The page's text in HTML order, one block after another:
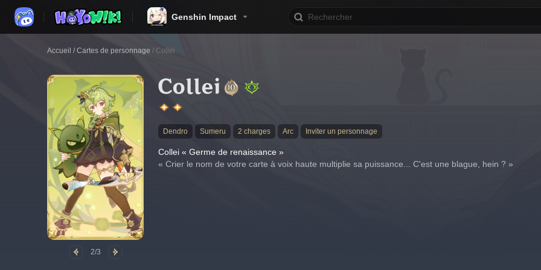
Genshin Impact
Accueil / Cartes de personnage / Collei
2/3
Collei
Dendro Sumeru 2 charges Arc Inviter un personnage
Collei « Germe de renaissance »
« Crier le nom de votre carte à voix haute multiplie sa puissance... C'est une blague, hein ? »